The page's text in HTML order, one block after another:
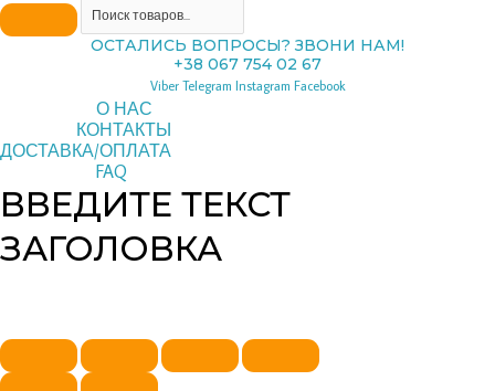
ОСТАЛИСЬ ВОПРОСЫ? ЗВОНИ НАМ!
+38 067 754 02 67
Viber Telegram Instagram Facebook
О НАС
КОНТАКТЫ
ДОСТАВКА/ОПЛАТА
FAQ
ВВЕДИТЕ ТЕКСТ
ЗАГОЛОВКА